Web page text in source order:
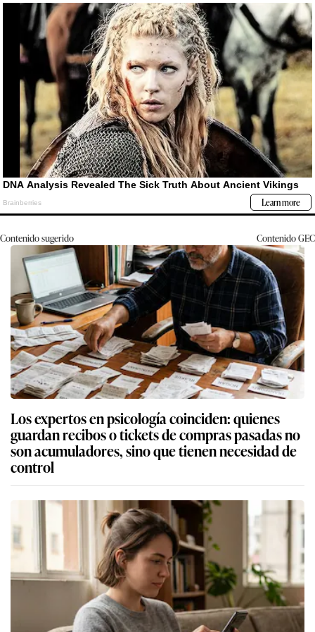
Contenido sugerido ContenidoGEC
Los expertos en psicología coinciden: quienes
guardan recibos o tickets de compras pasadas no
son acumuladores, sino que tienen necesidad de
control